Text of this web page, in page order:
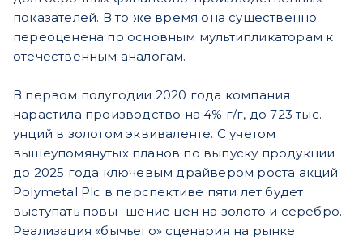
показателей. В то же время она существенно
переоценена по основным мультипликаторам к
отечественным аналогам.
В первом полугодии 2020 года компания
нарастила производство на 4% г/г, до 723 тыс.
унций в золотом эквиваленте. С учетом
вышеупомянутых планов по выпуску продукции
до 2025 года ключевым драйвером роста акций
Polymetal Plc в перспективе пяти лет будет
выступать повы- шение цен на золото и серебро.
Реализация «бычьего» сценария на рынке